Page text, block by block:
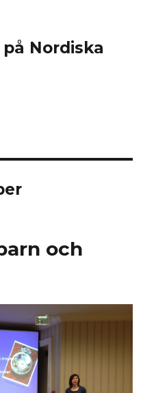
Nordiska
och